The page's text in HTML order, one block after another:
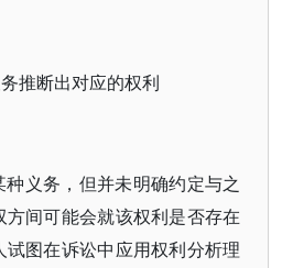
推断出对应的权利
义务，但并未明确约定与之
间可能会就该权利是否存在
图在诉讼中应用权利分析理